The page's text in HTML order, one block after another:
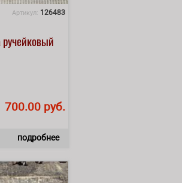
Артикул: 126483
700.00 руб.
подробнее